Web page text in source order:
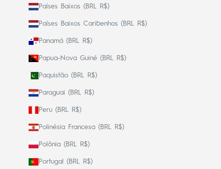
Países Baixos (BRL R$)
Países Baixos Caribenhos (BRL R$)
Panamá (BRL R$)
Papua-Nova Guiné (BRL R$)
Paquistão (BRL R$)
Paraguai (BRL R$)
Peru (BRL R$)
Polinésia Francesa (BRL R$)
Polônia (BRL R$)
Portugal (BRL R$)